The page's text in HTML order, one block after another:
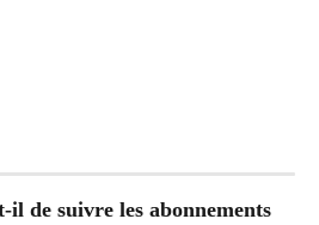
il de suivre les abonnements